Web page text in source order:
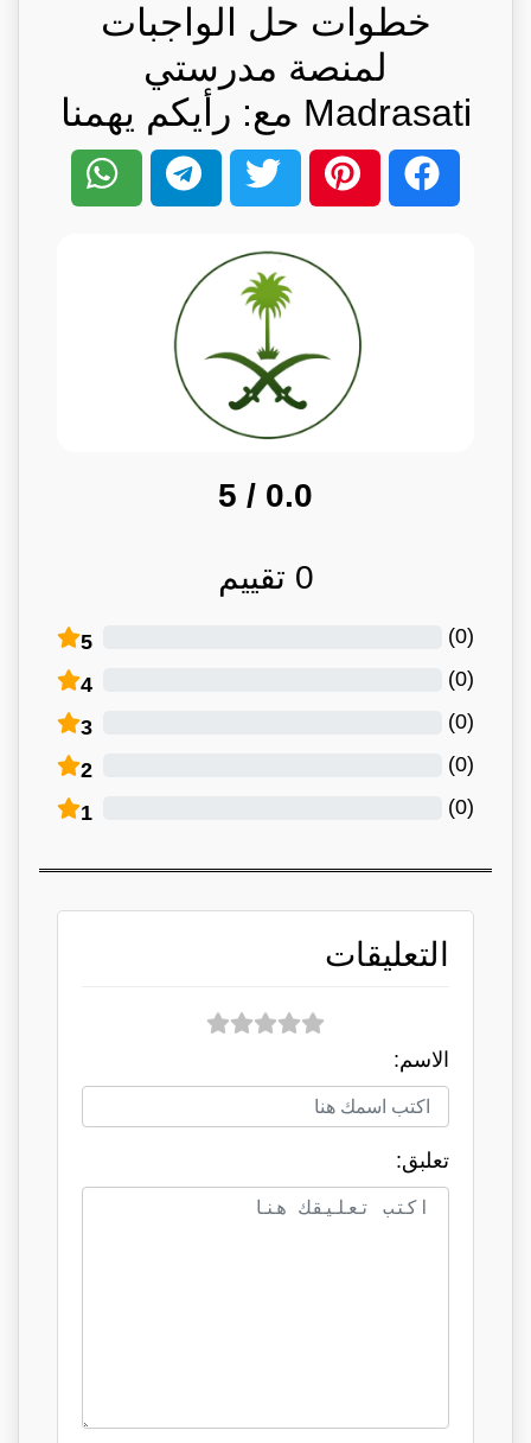
خطوات حل الواجبات
لمنصة مدرستي
Madrasati مع: رأيكم يهمنا
0.0
/ 5
0 تقييم
5 (
0
)
4 (
0
)
3 (
0
)
2 (
0
)
1 (
0
)
التعليقات
الاسم:
تعلبق: